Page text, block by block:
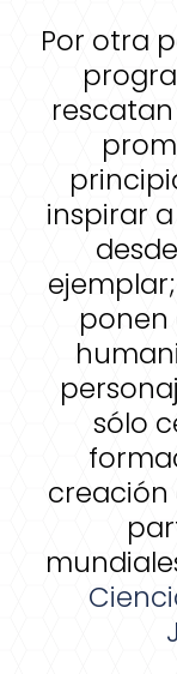
Por otra
inspirar
ponen
sólo
creación